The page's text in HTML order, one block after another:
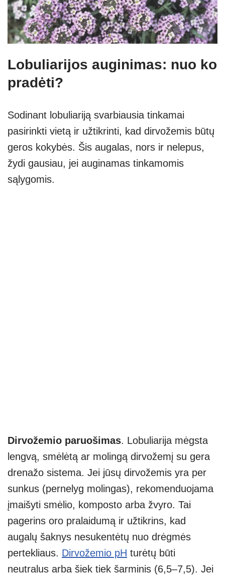
Lobuliarijos auginimas: nuo ko
pradėti?
Sodinant lobuliariją svarbiausia tinkamai
pasirinkti vietą ir užtikrinti, kad dirvožemis būtų
geros kokybės. Šis augalas, nors ir nelepus,
žydi gausiau, jei auginamas tinkamomis
sąlygomis.
Dirvožemio paruošimas. Lobuliarija mėgsta
lengvą, smėlėtą ar molingą dirvožemį su gera
drenažo sistema. Jei jūsų dirvožemis yra per
sunkus (pernelyg molingas), rekomenduojama
įmaišyti smėlio, komposto arba žvyro. Tai
pagerins oro pralaidumą ir užtikrins, kad
augalų šaknys nesukentėtų nuo drėgmės
pertekliaus. Dirvožemio pH turėtų būti
neutralus arba šiek tiek šarminis (6,5–7,5). Jei